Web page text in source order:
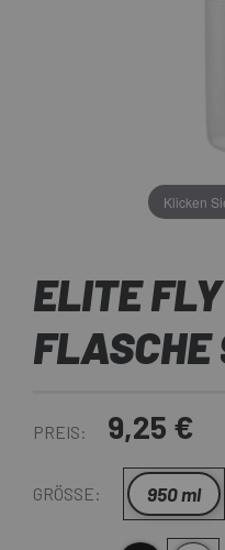
Klicken
ELITE
PREIS: 9,25 €
GRÖSSE: 950 ml